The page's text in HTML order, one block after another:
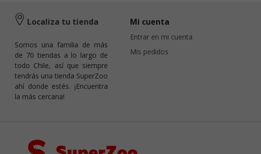
Localiza tu tienda
Somos una familia de más
de 70 tiendas a lo largo de
todo Chile, así que siempre
tendrás una tienda SuperZoo
ahí donde estés. ¡Encuentra
la más cercana!
Mi cuenta
Entrar en mi cuenta
Mis pedidos